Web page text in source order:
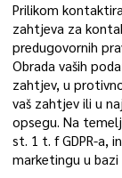
Prilikom
zahtjeva za
predugovornih
Obrada vaših
zahtjev, u
vaš zahtjev ili u
opsegu. Na
st. 1 t. f GDPR-a,
marketingu u